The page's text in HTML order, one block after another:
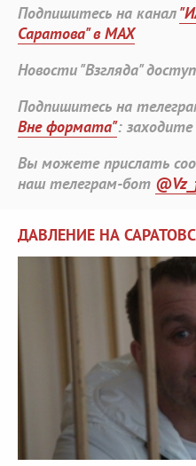
Подпишитесь на канал
Саратова" в MAX
Новости "Взгляда"
Подпишитесь на
Вне формата":
Вы можете прислать
наш телеграм-бот
ДАВЛЕНИЕ НА